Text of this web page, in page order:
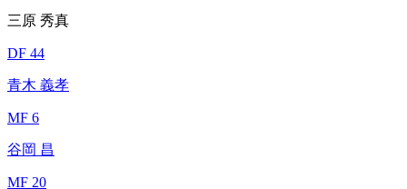
三原 秀真
DF 44
青木 義孝
MF 6
谷岡 昌
MF 20